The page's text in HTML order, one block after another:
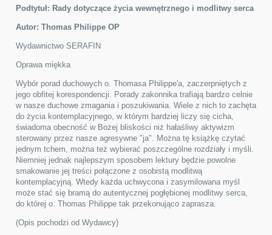
Podtytuł: Rady dotyczące życia wewnętrznego i modlitwy serca
Autor: Thomas Philippe OP
Wydawnictwo SERAFIN
Oprawa miękka
Wybór porad duchowych o. Thomasa Philippe'a, zaczerpniętych z
jego obfitej korespondencji. Porady zakonnika trafiają bardzo celnie
w nasze duchowe zmagania i poszukiwania. Wiele z nich to zachęta
do życia kontemplacyjnego, w którym bardziej liczy się cicha,
świadoma obecność w Bożej bliskości niż hałaśliwy aktywizm
sterowany przez nasze agresywne "ja". Można tę książkę czytać
jednym tchem, można też wybierać poszczególne rozdziały i myśli.
Niemniej jednak najlepszym sposobem lektury będzie powolne
smakowanie jej treści połączone z osobistą modlitwą
kontemplacyjną. Wtedy każda uchwycona i zasymilowana myśl
może stać się bramą do autentycznej pogłębionej modlitwy serca,
do której o. Thomas Philippe tak przekonująco zaprasza.
(Opis pochodzi od Wydawcy)